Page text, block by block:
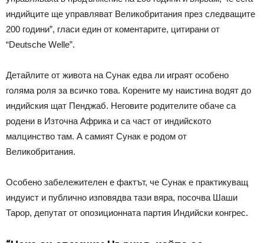
индийците ще управляват Великобритания през следващите
200 години”, гласи един от коментарите, цитирани от
“Deutsche Welle”.
Детайлите от живота на Сунак едва ли играят особено
голяма роля за всичко това. Корените му наистина водят до
индийския щат Пенджаб. Неговите родителите обаче са
родени в Източна Африка и са част от индийското
малцинство там. А самият Сунак е родом от
Великобритания.
Особено забележителен е фактът, че Сунак е практикуващ
индуист и публично изповядва тази вяра, посочва Шаши
Тарор, депутат от опозиционната партия Индийски конгрес.